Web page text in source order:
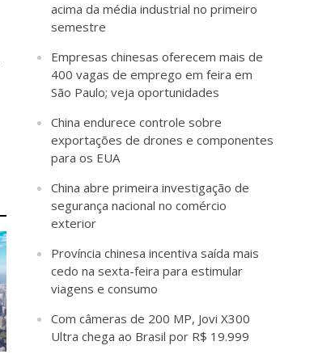
acima da média industrial no primeiro
semestre
Empresas chinesas oferecem mais de
400 vagas de emprego em feira em
São Paulo; veja oportunidades
China endurece controle sobre
exportações de drones e componentes
para os EUA
China abre primeira investigação de
segurança nacional no comércio
exterior
Província chinesa incentiva saída mais
cedo na sexta-feira para estimular
viagens e consumo
Com câmeras de 200 MP, Jovi X300
Ultra chega ao Brasil por R$ 19.999